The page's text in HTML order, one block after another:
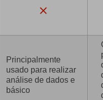
Principalmente
usado para realizar
análise de dados e
básico